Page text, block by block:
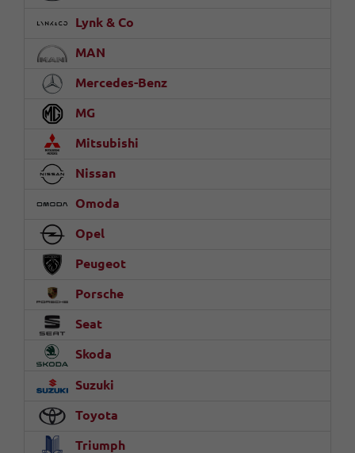
Lynk & Co
MAN
Mercedes-Benz
MG
Mitsubishi
Nissan
Omoda
Opel
Peugeot
Porsche
Seat
Skoda
Suzuki
Toyota
Triumph